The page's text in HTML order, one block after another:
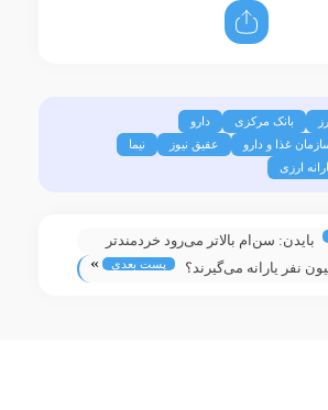
بانک مرکزی
دارو
غذا و دارو
عقیق نیوز
نیما
ارزی
بایدن: سن‌ام بالاتر می‌رود خردمندتر
می‌شوم
نفر یارانه می‌گیرند؟ پست بعدی »